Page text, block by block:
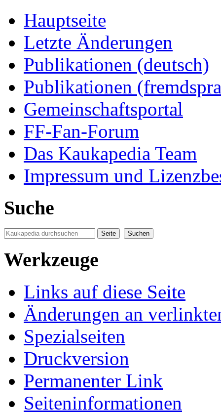
Hauptseite
Letzte Änderungen
Publikationen (deutsch)
Publikationen
Gemeinschaftsportal
FF-Fan-Forum
Das Kaukapedia Team
Impressum und
Suche
Werkzeuge
Links auf diese Seite
Änderungen an
Spezialseiten
Druckversion
Permanenter Link
Seiten­informationen